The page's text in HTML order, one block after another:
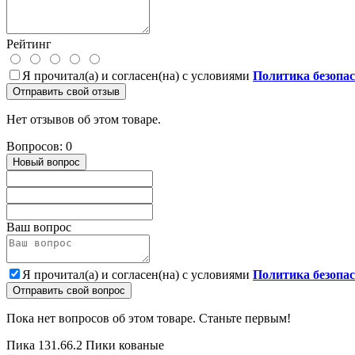
Рейтинг
Я прочитал(а) и согласен(на) с условиями Политика
Отправить свой отзыв
Нет отзывов об этом товаре.
Вопросов: 0
Новый вопрос
Ваш вопрос
Я прочитал(а) и согласен(на) с условиями Политика
Отправить свой вопрос
Пока нет вопросов об этом товаре. Станьте первым!
Пика 131.66.2 Пики кованые